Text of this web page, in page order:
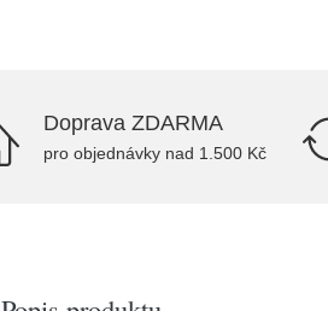
Doprava ZDARMA
pro objednávky nad 1.500 Kč